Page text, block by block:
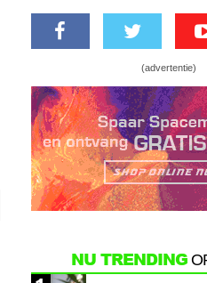
(advertentie)
NU TRENDING